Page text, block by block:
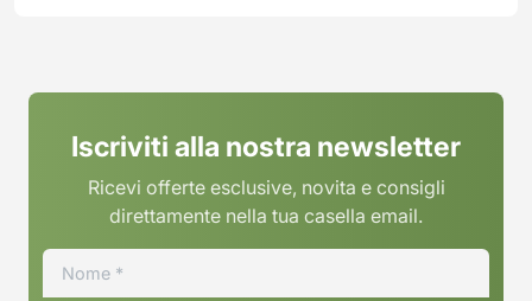
Iscriviti alla nostra newsletter
Ricevi offerte esclusive, novita e consigli
direttamente nella tua casella email.